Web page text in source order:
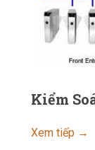
Kiểm
Xem tiếp →